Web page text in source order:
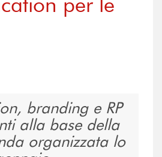
branding e RP
alla base della
organizzata lo